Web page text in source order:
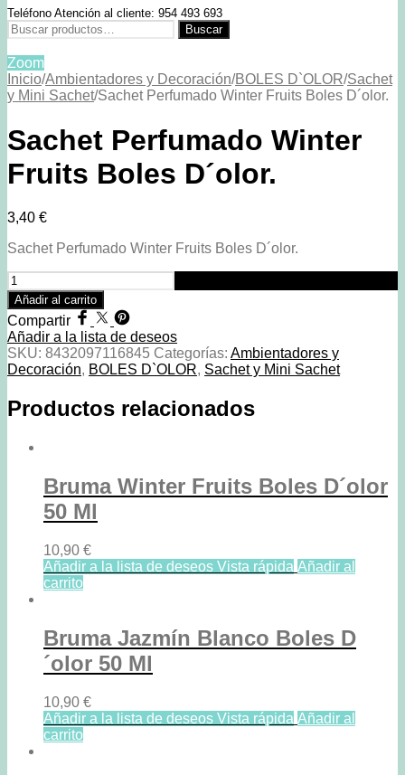
Teléfono Atención al cliente: 954 493 693
Buscar
por:
Buscar
Zoom
Inicio/Ambientadores y Decoración/BOLES D`OLOR/Sachet
y Mini Sachet/Sachet Perfumado Winter Fruits Boles D´olor.
Sachet Perfumado Winter
Fruits Boles D´olor.
3,40 €
Sachet Perfumado Winter Fruits Boles D´olor.
Sachet
Perfumado
Winter
Fruits
Boles
D
´olor.
Añadir al carrito
Compartir
Añadir a la lista de deseos
SKU: 8432097116845 Categorías: Ambientadores y
Decoración, BOLES D`OLOR, Sachet y Mini Sachet
Productos relacionados
Bruma Winter Fruits Boles D´olor
50 Ml
10,90 €
Añadir a la lista de deseos Vista rápida Añadir al
carrito
Bruma Jazmín Blanco Boles D
´olor 50 Ml
10,90 €
Añadir a la lista de deseos Vista rápida Añadir al
carrito